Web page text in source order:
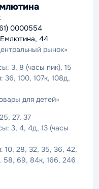
0000554
44
рынок»
3, 8 (часы пик), 15
36, 100, 107к, 108д,
для детей»
27, 37
3, 4, 4д, 13 (часы
10, 28, 32, 35, 36, 42,
58, 69, 84к, 166, 246